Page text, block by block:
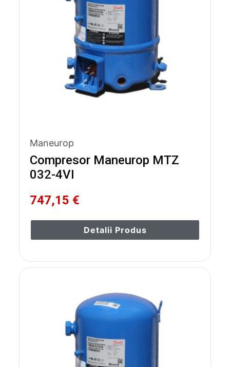
Maneurop
Compresor Maneurop MTZ
032-4VI
747,15 €
Detalii Produs